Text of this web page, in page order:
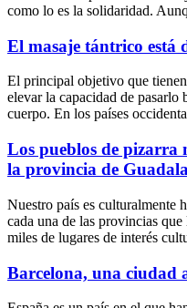
como lo es la solidaridad.
El masaje tántrico está
El principal objetivo que
elevar la capacidad de pasarlo
cuerpo. En los países
Los pueblos de pizarra
la provincia de
Nuestro país es culturalmente
cada una de las provincias
miles de lugares de interés
Barcelona, una ciudad